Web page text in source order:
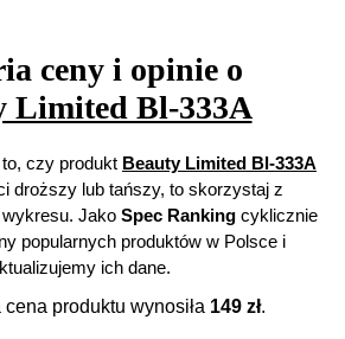
ceny i opinie o
Limited Bl-333A
czy produkt Beauty Limited Bl-333A
droższy lub tańszy, to skorzystaj z
Jako Spec Ranking cyklicznie
popularnych produktów w Polsce i
ich dane.
produktu wynosiła 149 zł.